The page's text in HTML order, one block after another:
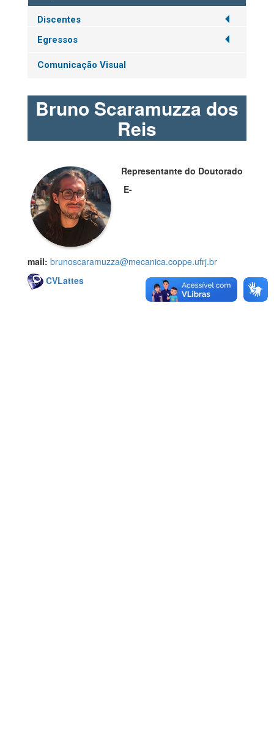
Discentes
Egressos
Comunicação Visual
Bruno Scaramuzza dos
Reis
Representante do Doutorado
E-
mail: brunoscaramuzza@mecanica.coppe.ufrj.br
CVLattes